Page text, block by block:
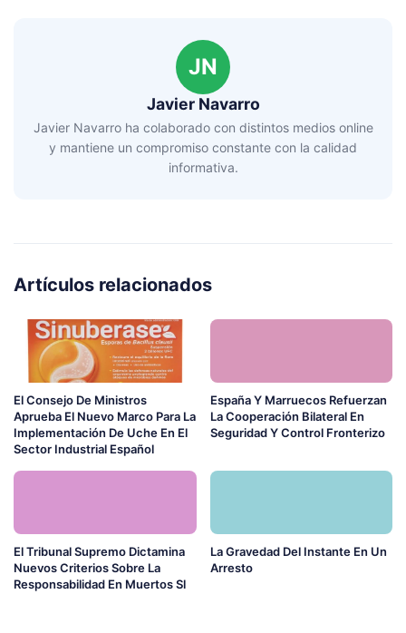
JN
Javier Navarro
Javier Navarro ha colaborado con distintos medios online
y mantiene un compromiso constante con la calidad
informativa.
Artículos relacionados
El Consejo De Ministros
Aprueba El Nuevo Marco Para La
Implementación De Uche En El
Sector Industrial Español
España Y Marruecos Refuerzan
La Cooperación Bilateral En
Seguridad Y Control Fronterizo
El Tribunal Supremo Dictamina
Nuevos Criterios Sobre La
Responsabilidad En Muertos Sl
La Gravedad Del Instante En Un
Arresto